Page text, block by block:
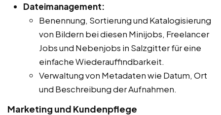
Dateimanagement:
Benennung, Sortierung und Katalogisierung
von Bildern bei diesen Minijobs, Freelancer
Jobs und Nebenjobs in Salzgitter für eine
einfache Wiederauffindbarkeit.
Verwaltung von Metadaten wie Datum, Ort
und Beschreibung der Aufnahmen.
Marketing und Kundenpflege